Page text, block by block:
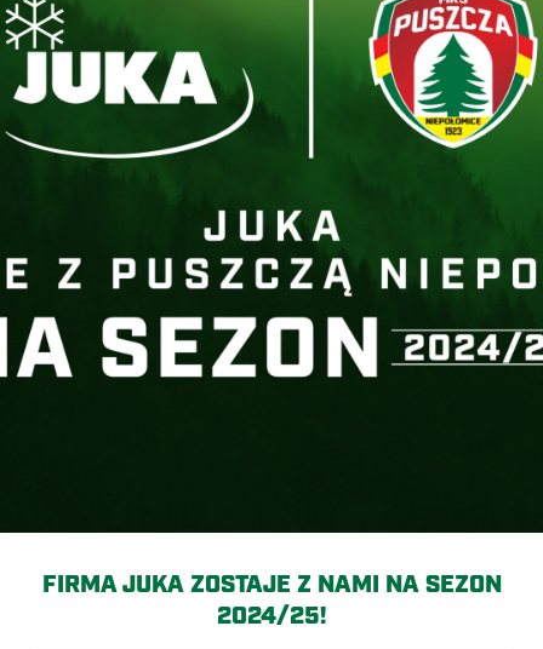
FIRMA JUKA ZOSTAJE Z NAMI NA SEZON
2024/25!